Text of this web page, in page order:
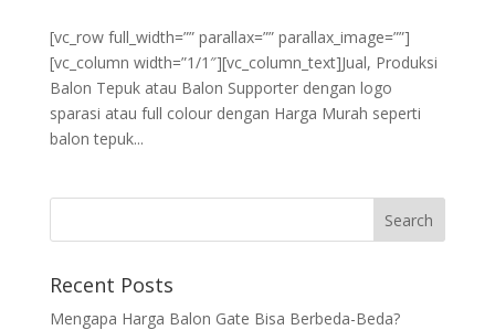
[vc_row full_width=”” parallax=”” parallax_image=””]
[vc_column width=”1/1″][vc_column_text]Jual, Produksi
Balon Tepuk atau Balon Supporter dengan logo
sparasi atau full colour dengan Harga Murah seperti
balon tepuk...
Recent Posts
Mengapa Harga Balon Gate Bisa Berbeda-Beda?